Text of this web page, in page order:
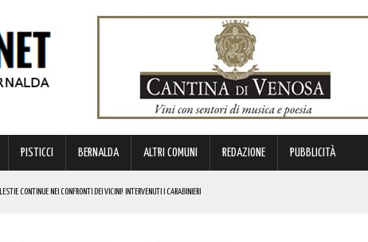
PISTICCI BERNALDA ALTRI COMUNI REDAZIONE PUBBLICITÀ
CONTINUE NEI CONFRONTI DEI VICINI! INTERVENUTI I CARABINIERI